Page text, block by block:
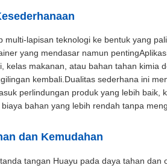
multi-lapisan teknologi ke bentuk yang
yang mendasar namun
kelas makanan, atau bahan tahan kimia
kembali.Dualitas sederhana ini
perlindungan produk yang lebih baik,
bahan yang lebih rendah tanpa
dan Kemudahan
tangan Huayu pada daya tahan